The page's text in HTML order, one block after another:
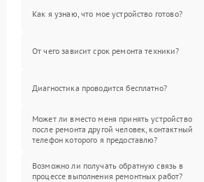
Как я узнаю, что мое устройство готово?
От чего зависит срок ремонта техники?
Диагностика проводится бесплатно?
Может ли вместо меня принять устройство
после ремонта другой человек, контактный
телефон которого я предоставлю?
Возможно ли получать обратную связь в
процессе выполнения ремонтных работ?